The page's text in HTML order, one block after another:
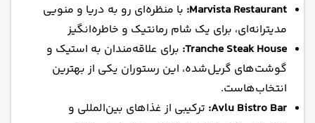
Marvista Restaurant: با منظره‌ای رو به دریا و منویی
مدیترانه‌ای، برای یک شام رمانتیک و خاطره‌انگیز
Tranche Steak House: برای علاقه‌مندان به استیک و
گوشت‌های گریل‌شده، این رستوران یکی از بهترین
انتخاب‌هاست.
Avlu Bistro Bar: ترکیبی از غذاهای بین‌المللی و